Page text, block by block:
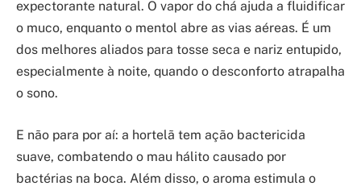
expectorante natural. O vapor do chá ajuda a fluidificar
o muco, enquanto o mentol abre as vias aéreas. É um
dos melhores aliados para tosse seca e nariz entupido,
especialmente à noite, quando o desconforto atrapalha
o sono.
E não para por aí: a hortelã tem ação bactericida
suave, combatendo o mau hálito causado por
bactérias na boca. Além disso, o aroma estimula o